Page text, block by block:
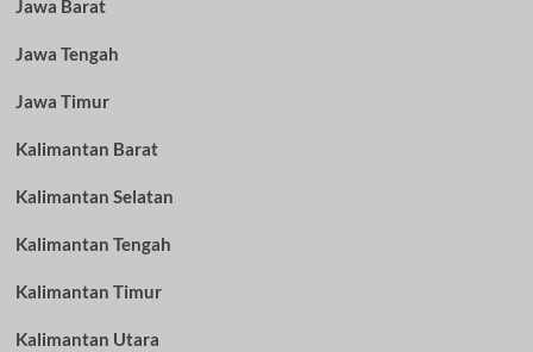
Jawa Barat
Jawa Tengah
Jawa Timur
Kalimantan Barat
Kalimantan Selatan
Kalimantan Tengah
Kalimantan Timur
Kalimantan Utara